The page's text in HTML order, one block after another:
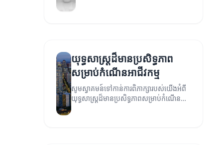
យុទ្ធសាស្ត្រដ៏មានប្រសិទ្ធភាព
សម្រាប់កំណើនអាជីវកម្ម
សូមស្វាគមន៍ទៅកាន់ការពិភាក្សារបស់យើងអំពី
យុទ្ធសាស្ត្រដ៏មានប្រសិទ្ធភាពសម្រាប់កំណើន